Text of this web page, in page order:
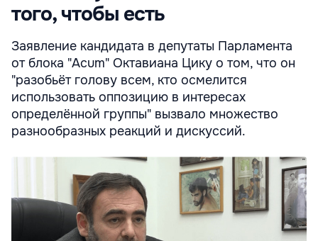
того, чтобы есть
Заявление кандидата в депутаты Парламента
от блока "Acum" Октавиана Цику о том, что он
"разобьёт голову всем, кто осмелится
использовать оппозицию в интересах
определённой группы" вызвало множество
разнообразных реакций и дискуссий.